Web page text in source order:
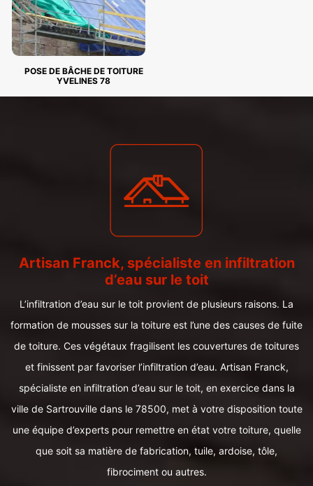
POSE DE BÂCHE DE TOITURE
YVELINES 78
Artisan Franck, spécialiste en infiltration
d’eau sur le toit
L’infiltration d’eau sur le toit provient de plusieurs raisons. La
formation de mousses sur la toiture est l’une des causes de fuite
de toiture. Ces végétaux fragilisent les couvertures de toitures
et finissent par favoriser l’infiltration d’eau. Artisan Franck,
spécialiste en infiltration d’eau sur le toit, en exercice dans la
ville de Sartrouville dans le 78500, met à votre disposition toute
une équipe d’experts pour remettre en état votre toiture, quelle
que soit sa matière de fabrication, tuile, ardoise, tôle,
fibrociment ou autres.